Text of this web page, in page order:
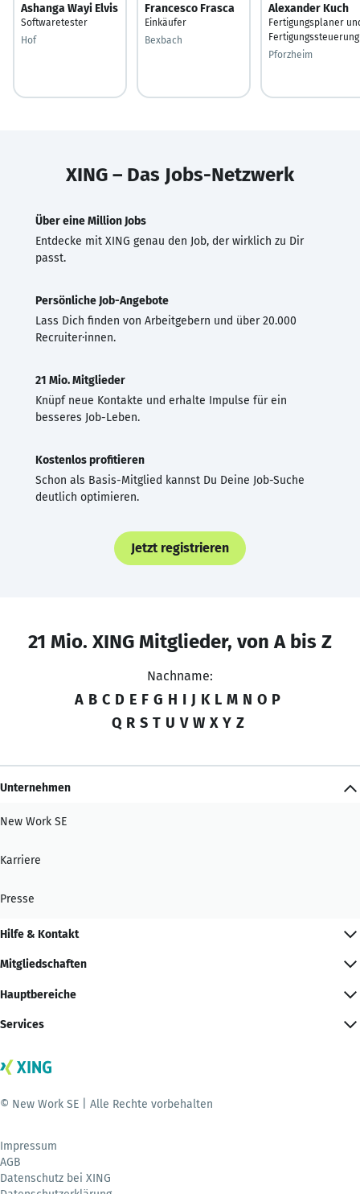
Ashanga Wayi Elvis
Softwaretester
Hof
Francesco Frasca
Einkäufer
Bexbach
Alexander Kuch
Fertigungsplaner
Fertigungssteuerung
Pforzheim
XING – Das Jobs-Netzwerk
Über eine Million Jobs
Entdecke mit XING genau den Job, der wirklich zu Dir
passt.
Persönliche Job-Angebote
Lass Dich finden von Arbeitgebern und über 20.000
Recruiter·innen.
21 Mio. Mitglieder
Knüpf neue Kontakte und erhalte Impulse für ein
besseres Job-Leben.
Kostenlos profitieren
Schon als Basis-Mitglied kannst Du Deine Job-Suche
deutlich optimieren.
Jetzt registrieren
21 Mio. XING Mitglieder, von A bis Z
Nachname:
A B C D E F G H I J K L M N O P
Q R S T U V W X Y Z
Unternehmen
New Work SE
Karriere
Presse
Hilfe & Kontakt
Mitgliedschaften
Hauptbereiche
Services
© New Work SE | Alle Rechte vorbehalten
Impressum
AGB
Datenschutz bei XING